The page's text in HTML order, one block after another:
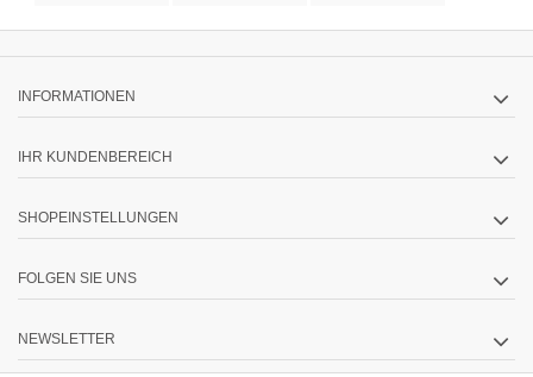
INFORMATIONEN
IHR KUNDENBEREICH
SHOPEINSTELLUNGEN
FOLGEN SIE UNS
NEWSLETTER